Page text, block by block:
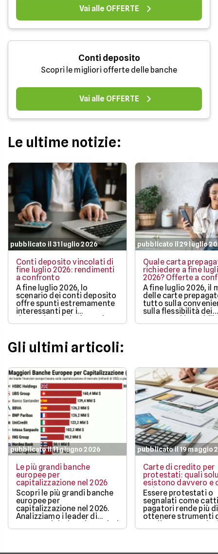
Vai alle OFFERTE
Conti deposito
Scopri le migliori offerte delle banche
Vai alle OFFERTE
Le ultime notizie:
pubblicato il 31 luglio 2026
Conti deposito vincolati di
fine luglio 2026: rendimenti
a confronto
A fine luglio 2026, lo
scenario dei conti deposito
offre spunti estremamente
interessanti per i
risparmiatori che intendono
proteggere l'efficacia dei
pubblicato il 29 luglio
Quale carta
richiedere a fine
2026? Offerte a
A fine luglio 2026, il
delle carte
tutto sulla
sulla flessibilità dei
pagamenti in
bonus di benvenuto
Gli ultimi articoli:
pubblicato il 11 giugno 2026
Le più grandi banche
europee per
capitalizzazione nel 2026
Scopri le più grandi banche
europee per
capitalizzazione nel 2026.
Analizziamo i leader di
mercato, i dati aggiornati e i
fattori chiave che guidano il
pubblicato il 19 maggio
Carte di credito per
protestati: quali
esistono davvero e
può ottenere
Essere protestati o
segnalati come
pagatori rende più
ottenere strumenti
credito, ma non
restare